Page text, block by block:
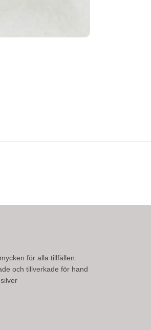
för alla tillfällen.
och tillverkade för hand